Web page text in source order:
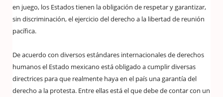
en juego, los Estados tienen la obligación de respetar y garantizar,
sin discriminación, el ejercicio del derecho a la libertad de reunión
pacífica.
De acuerdo con diversos estándares internacionales de derechos
humanos el Estado mexicano está obligado a cumplir diversas
directrices para que realmente haya en el país una garantía del
derecho a la protesta. Entre ellas está el que debe de contar con un